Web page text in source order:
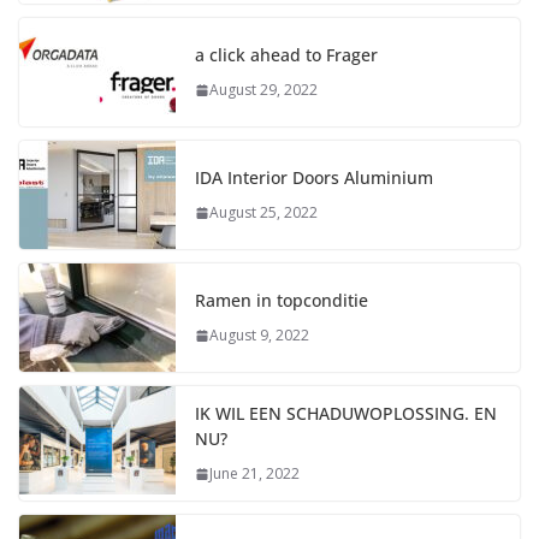
a click ahead to Frager
August 29, 2022
IDA Interior Doors Aluminium
August 25, 2022
Ramen in topconditie
August 9, 2022
IK WIL EEN SCHADUWOPLOSSING. EN
NU?
June 21, 2022